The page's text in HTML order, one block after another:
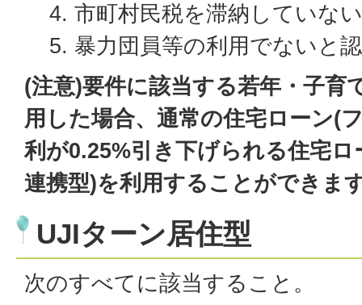
市町村民税を滞納していな
暴力団員等の利用でないと
(注意)要件に該当する若年・子育
用した場合、通常の住宅ローン(
利が0.25%引き下げられる住宅
連携型)を利用することができま
UJIターン居住型
次のすべてに該当すること。